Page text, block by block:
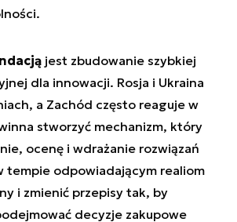
jest zbudowanie szybkiej
dla innowacji. Rosja i Ukraina
a Zachód często reaguje w
stworzyć mechanizm, który
ocenę i wdrażanie rozwiązań
tempie odpowiadającym realiom
i zmienić przepisy tak, by
decyzje zakupowe